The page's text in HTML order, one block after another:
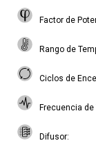
Factor de
Rango de
Ciclos de
Frecuencia de
Difusor